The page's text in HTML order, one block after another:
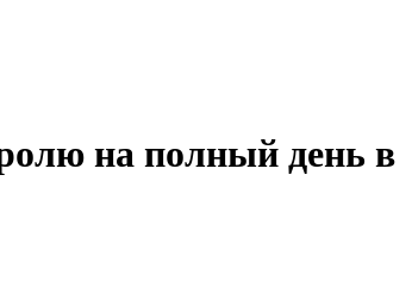
на полный день в